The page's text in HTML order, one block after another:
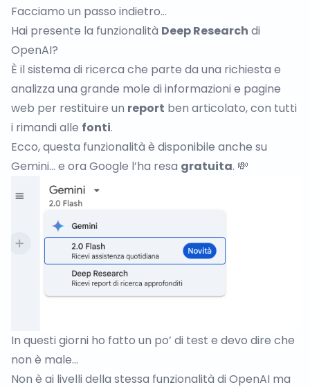
Facciamo un passo indietro…
Hai presente la funzionalità Deep Research di
OpenAI?
È il sistema di ricerca che parte da una richiesta e
analizza una grande mole di informazioni e pagine
web per restituire un report ben articolato, con tutti
i rimandi alle fonti.
Ecco, questa funzionalità è disponibile anche su
Gemini… e ora Google l’ha resa gratuita. 💸
In questi giorni ho fatto un po’ di test e devo dire che
non è male…
Non è ai livelli della stessa funzionalità di OpenAI ma